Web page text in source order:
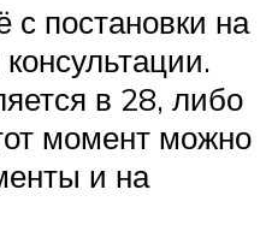
с постановки на
в 28, либо
момент можно
и на